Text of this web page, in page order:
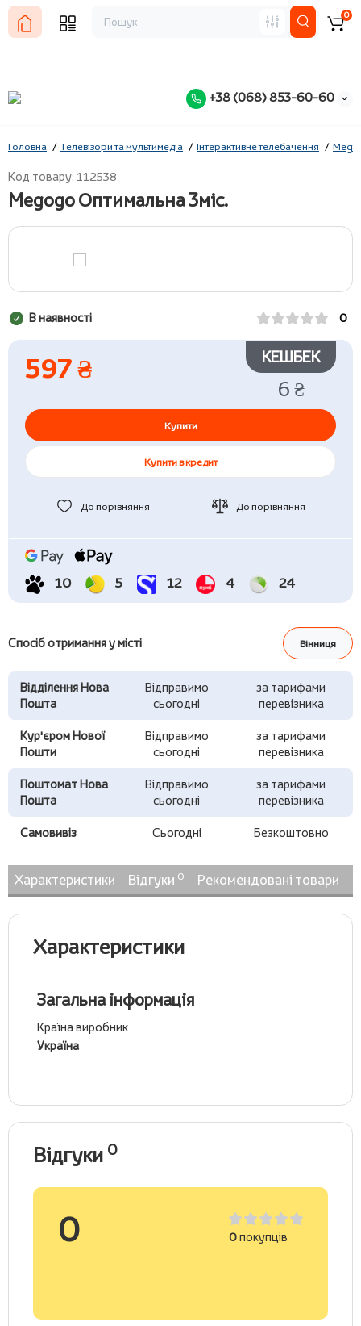
+38 (068) 853-60-60
0
Головна Телевізори та мультимедіа Інтерактивне телебачення
Код товару: 112538
Megogo Оптимальна 3міс.
В наявності 0
597 ₴ КЕШБЕК
6 ₴
Купити
Купити в кредит
До порівняння До порівняння
10 5 12 4 24
Спосіб отримання у місті Вінниця
Відділення Нова
Пошта
Відправимо
сьогодні
за тарифами
перевізника
Кур'єром Нової
Пошти
Відправимо
сьогодні
за тарифами
перевізника
Поштомат Нова
Пошта
Відправимо
сьогодні
за тарифами
перевізника
Самовивіз Сьогодні Безкоштовно
Характеристики Відгуки 0 Рекомендовані товари
Характеристики
Загальна інформація
Країна виробник
Україна
Відгуки 0
0 0покупців